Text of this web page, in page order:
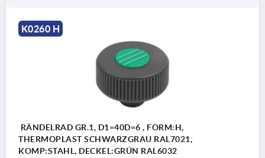
K0260 H
RÄNDELRAD GR.1, D1=40D=6 , FORM:H,
THERMOPLAST SCHWARZGRAU RAL7021,
KOMP:STAHL, DECKEL:GRÜN RAL6032